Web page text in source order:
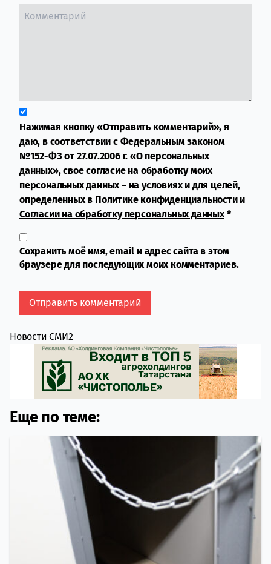
Нажимая кнопку «Отправить комментарий», я
даю, в соответствии с Федеральным законом
№152-ФЗ от 27.07.2006 г. «О персональных
данных», свое согласие на обработку моих
персональных данных – на условиях и для целей,
определенных в Политике конфиденциальностии
Согласии на обработку персональных данных*
Сохранить моё имя, email и адрес сайта в этом
браузере для последующих моих комментариев.
Новости СМИ2
Еще по теме: